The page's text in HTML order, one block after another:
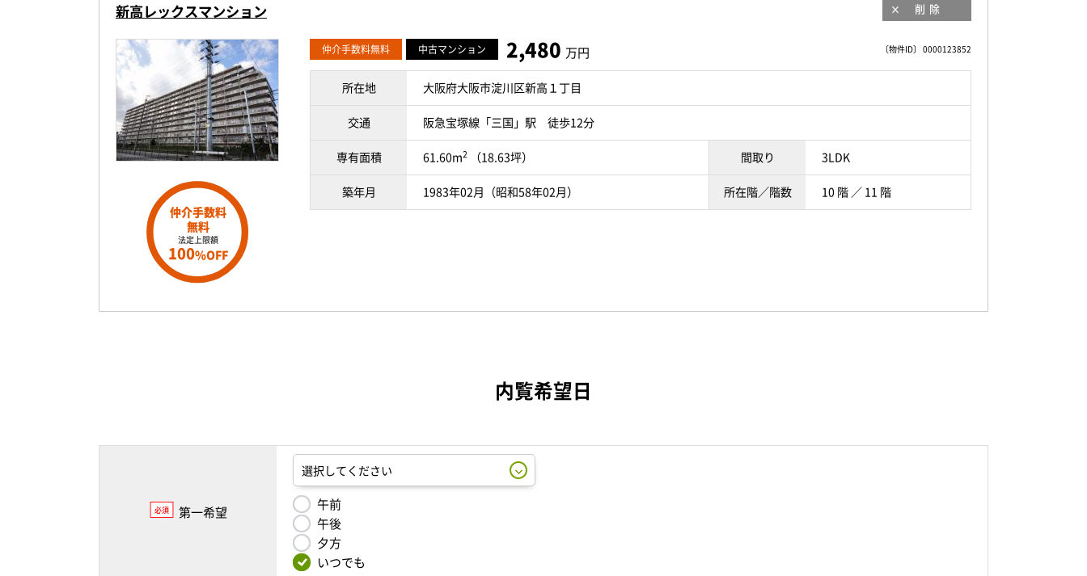
新高レックスマンション 削除
仲介手数料
無料
法定上限額
100%OFF
〔物件ID〕 0000123852
仲介手数料無料 中古マンション 2,480 万円
所在地 大阪府大阪市淀川区新高１丁目
交通 阪急宝塚線「三国」駅 徒歩12分
専有面積 61.60m2 （18.63坪） 間取り 3LDK
築年月 1983年02月（昭和58年02月） 所在階／階数 10 階 ／ 11 階
内覧希望日
必須 第一希望
午前
午後
夕方
いつでも